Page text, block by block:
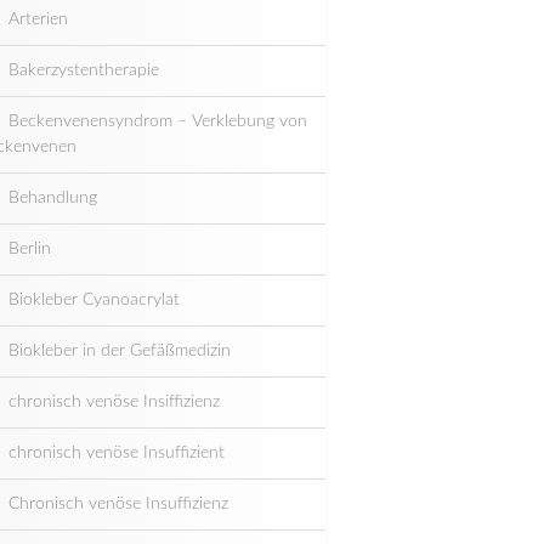
Arterien
Bakerzystentherapie
Beckenvenensyndrom – Verklebung von
Behandlung
Berlin
Biokleber Cyanoacrylat
Biokleber in der Gefäßmedizin
chronisch venöse Insiffizienz
chronisch venöse Insuffizient
Chronisch venöse Insuffizienz